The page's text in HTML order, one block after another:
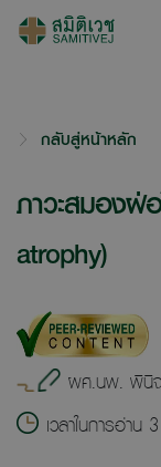
กลับสู่หน้าหลัก
ภาวะสมองฝ่
atrophy)
ผศ.นพ. พินิ
เวลาในการอ่าน